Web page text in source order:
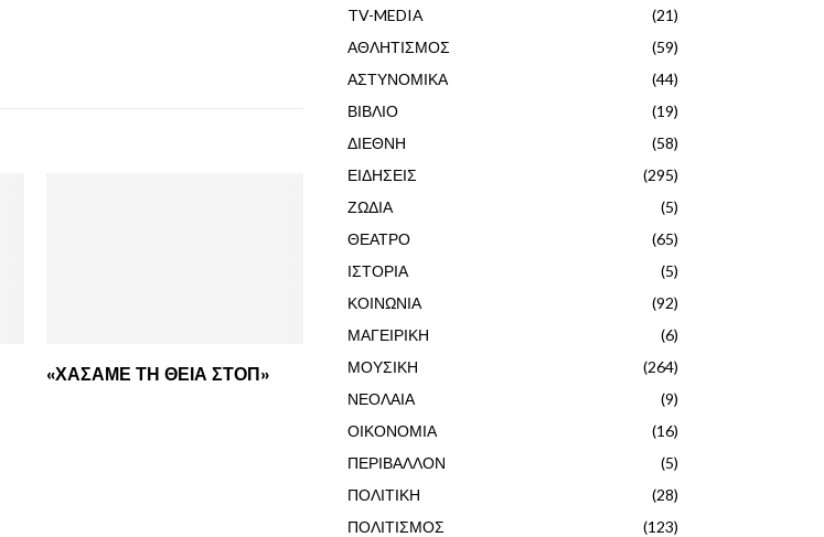
«ΧΑΣΑΜΕ ΤΗ ΘΕΙΑ ΣΤΟΠ»
TV-MEDIA
(21)
ΑΘΛΗΤΙΣΜΟΣ
(59)
ΑΣΤΥΝΟΜΙΚΑ
(44)
ΒΙΒΛΙΟ
(19)
ΔΙΕΘΝΗ
(58)
ΕΙΔΗΣΕΙΣ
(295)
ΖΩΔΙΑ
(5)
ΘΕΑΤΡΟ
(65)
ΙΣΤΟΡΙΑ
(5)
ΚΟΙΝΩΝΙΑ
(92)
ΜΑΓΕΙΡΙΚΗ
(6)
ΜΟΥΣΙΚΗ
(264)
ΝΕΟΛΑΙΑ
(9)
ΟΙΚΟΝΟΜΙΑ
(16)
ΠΕΡΙΒΑΛΛΟΝ
(5)
ΠΟΛΙΤΙΚΗ
(28)
ΠΟΛΙΤΙΣΜΟΣ
(123)